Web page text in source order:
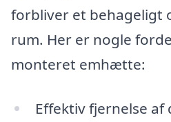
forbliver et behageligt
rum. Her er nogle
monteret emhætte:
Effektiv fjernelse